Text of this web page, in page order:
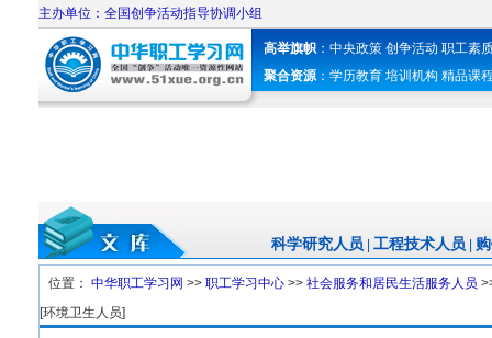
主办单位：全国创争活动指导协调小组
高举旗帜 ： 中央政策 创争活动 职工素
聚合资源： 学历教育 培训机构 精品课
科学研究人员 工程技术人员
位置： 中华职工学习网 >> 职工学习中心 >> 社会服务和居民生活服务人员
[环境卫生人员]